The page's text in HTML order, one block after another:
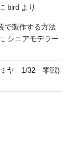
bird より
で製作する方法
シニアモデラー
ミヤ 1/32 零戦)